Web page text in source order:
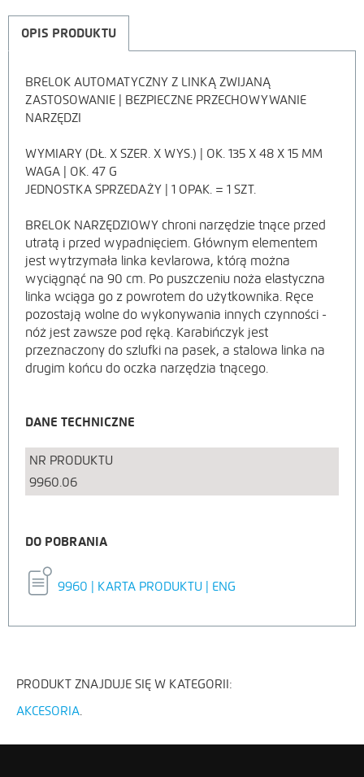
OPIS PRODUKTU
OPIS
PRODUKTU
BRELOK AUTOMATYCZNY Z LINKĄ ZWIJANĄ
ZASTOSOWANIE | BEZPIECZNE PRZECHOWYWANIE
NARZĘDZI
WYMIARY (DŁ. X SZER. X WYS.) | OK. 135 X 48 X 15 MM
WAGA | OK. 47 G
JEDNOSTKA SPRZEDAŻY | 1 OPAK. = 1 SZT.
BRELOK NARZĘDZIOWY chroni narzędzie tnące przed
utratą i przed wypadnięciem. Głównym elementem
jest wytrzymała linka kevlarowa, którą można
wyciągnąć na 90 cm. Po puszczeniu noża elastyczna
linka wciąga go z powrotem do użytkownika. Ręce
pozostają wolne do wykonywania innych czynności -
nóż jest zawsze pod ręką. Karabińczyk jest
przeznaczony do szlufki na pasek, a stalowa linka na
drugim końcu do oczka narzędzia tnącego.
DANE TECHNICZNE
NR PRODUKTU
9960.06
DO POBRANIA
9960 | KARTA PRODUKTU | ENG
PRODUKT ZNAJDUJE SIĘ W KATEGORII:
AKCESORIA